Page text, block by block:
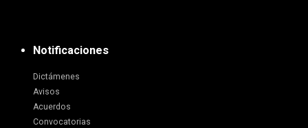
Notificaciones
Dictámenes
Avisos
Acuerdos
Convocatorias